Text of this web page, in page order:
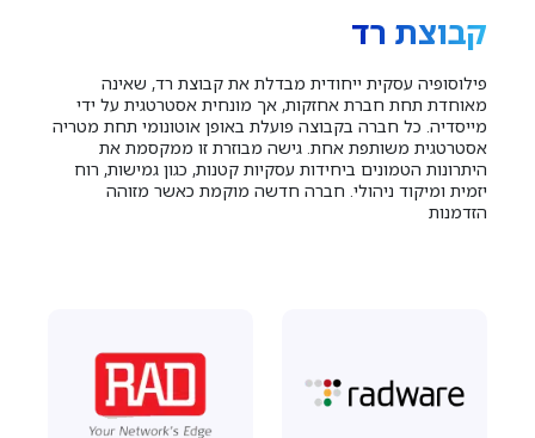
קבוצת רד
פילוסופיה עסקית ייחודית מבדלת את קבוצת רד, שאינה
מאוחדת תחת חברת אחזקות, אך מונחית אסטרטגית על ידי
מייסדיה. כל חברה בקבוצה פועלת באופן אוטונומי תחת מטריה
אסטרטגית משותפת אחת. גישה מבוזרת זו ממקסמת את
היתרונות הטמונים ביחידות עסקיות קטנות, כגון גמישות, רוח
יזמית ומיקוד ניהולי. חברה חדשה מוקמת כאשר מזוהה
הזדמנות